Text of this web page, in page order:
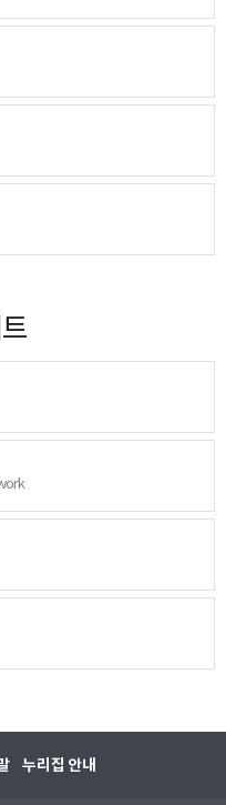
누리집 안내